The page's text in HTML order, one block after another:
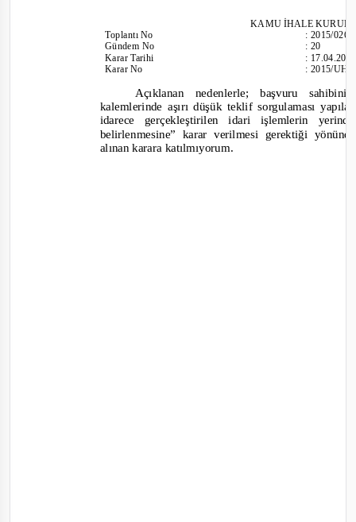
KAMU İHALE
ToplantıNo
Gündem No
Karar Tarihi
Karar No
:2015/026
:20
:
:2015/
Açıklanan nedenlerle; başvuru
kalemlerinde aşırı düşük teklif sorgulaması
idarece gerçekleştirilen idari işlemlerin
belirlenmesine” karar verilmesi gerektiği
alınan karara katılmıyorum.